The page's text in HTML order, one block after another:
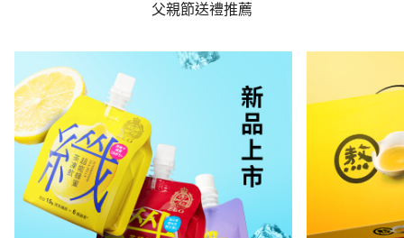
父親節送禮推薦